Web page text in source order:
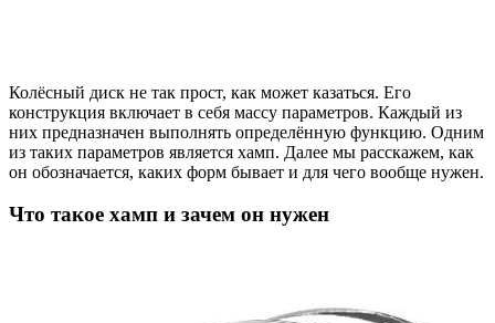
Колёсный диск не так прост, как может казаться. Его
конструкция включает в себя массу параметров. Каждый из
них предназначен выполнять определённую функцию. Одним
из таких параметров является хамп. Далее мы расскажем, как
он обозначается, каких форм бывает и для чего вообще нужен.
Что такое хамп и зачем он нужен